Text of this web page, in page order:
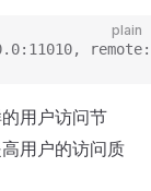
plain
的用户访问节
用户的访问质